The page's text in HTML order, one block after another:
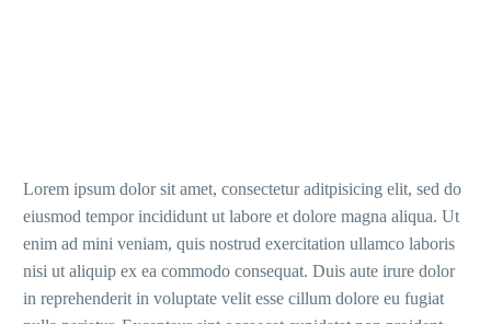
Lorem ipsum dolor sit amet, consectetur aditpisicing elit, sed do
eiusmod tempor incididunt ut labore et dolore magna aliqua. Ut
enim ad mini veniam, quis nostrud exercitation ullamco laboris
nisi ut aliquip ex ea commodo consequat. Duis aute irure dolor
in reprehenderit in voluptate velit esse cillum dolore eu fugiat